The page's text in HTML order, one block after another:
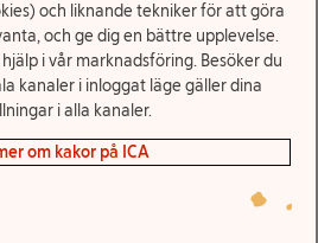
och liknande tekniker för att göra
och ge dig en bättre upplevelse.
i vår marknadsföring. Besöker du
kanaler i inloggat läge gäller dina
i alla kanaler.
om kakor på ICA